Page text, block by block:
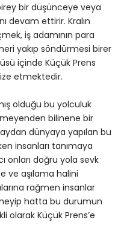
bir düşünceye veya
devam ettirir. Kralın
iş adamının para
yakıp söndürmesi birer
içinde Küçük Prens
etmektedir.
olduğu bu yolculuk
bilinene bir
dünyaya yapılan bu
insanları tanımaya
onları doğru yola sevk
ve aşılama halini
rağmen insanlar
hatta bu durumun
olarak Küçük Prens’e